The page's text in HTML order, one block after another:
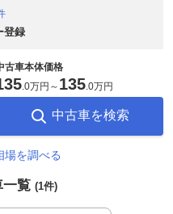
登録
古車本体価格
.0万円 ～ 135.0万円
中古車を検索
場を調べる
一覧 (1件)